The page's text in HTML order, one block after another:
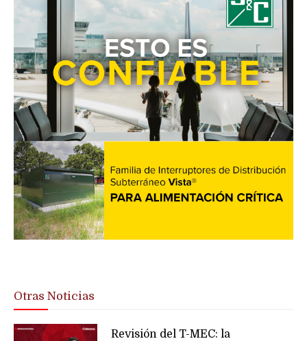
Otras Noticias
Revisión del T-MEC: la